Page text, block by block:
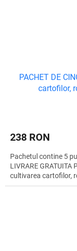
PACHET DE
cartofilor,
238 RON
Pachetul contine 5
LIVRARE
cultivarea cartofilor,